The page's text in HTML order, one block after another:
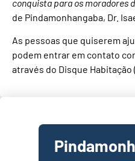
conquista para os moradores
de Pindamonhangaba, Dr.
As pessoas que quiserem
podem entrar em contato
através do Disque Habitação